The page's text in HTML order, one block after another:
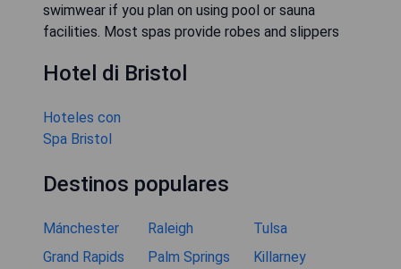
swimwear if you plan on using pool or sauna
facilities. Most spas provide robes and slippers
Hotel di Bristol
Hoteles con
Spa Bristol
Destinos populares
Mánchester Raleigh
Tulsa
Grand Rapids
Palm Springs Killarney